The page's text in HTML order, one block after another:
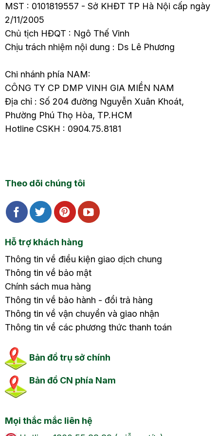
MST : 0101819557 - Sở KHĐT TP Hà Nội cấp ngày
2/11/2005
Chủ tịch HĐQT : Ngô Thế Vinh
Chịu trách nhiệm nội dung : Ds Lê Phương
Chi nhánh phía NAM:
CÔNG TY CP DMP VINH GIA MIỀN NAM
Địa chỉ : Số 204 đường Nguyễn Xuân Khoát,
Phường Phú Thọ Hòa, TP.HCM
Hotline CSKH : 0904.75.8181
Theo dõi chúng tôi
Hỗ trợ khách hàng
Thông tin về điều kiện giao dịch chung
Thông tin về bảo mật
Chính sách mua hàng
Thông tin về bảo hành - đổi trả hàng
Thông tin về vận chuyển và giao nhận
Thông tin về các phương thức thanh toán
Bản đồ trụ sở chính
Bản đồ CN phía Nam
Mọi thắc mắc liên hệ